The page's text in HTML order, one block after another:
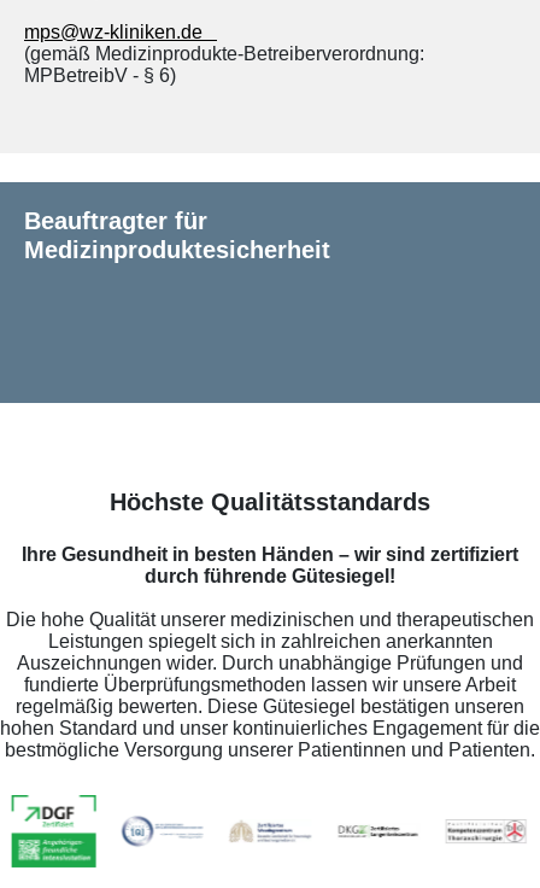
Beauftragter für
Medizinproduktesicherheit
mps@wz-kliniken.de
(gemäß Medizinprodukte-Betreiberverordnung:
MPBetreibV - § 6)
Höchste Qualitätsstandards
Ihre Gesundheit in besten Händen – wir sind zertifiziert
durch führende Gütesiegel!
Die hohe Qualität unserer medizinischen und therapeutischen
Leistungen spiegelt sich in zahlreichen anerkannten
Auszeichnungen wider. Durch unabhängige Prüfungen und
fundierte Überprüfungsmethoden lassen wir unsere Arbeit
regelmäßig bewerten. Diese Gütesiegel bestätigen unseren
hohen Standard und unser kontinuierliches Engagement für die
bestmögliche Versorgung unserer Patientinnen und Patienten.